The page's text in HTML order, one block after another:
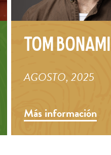
Tom
AGOSTO, 2025
Más información